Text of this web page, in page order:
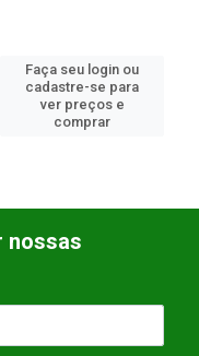
Faça seu login ou
cadastre-se para
ver preços e
comprar
nossas